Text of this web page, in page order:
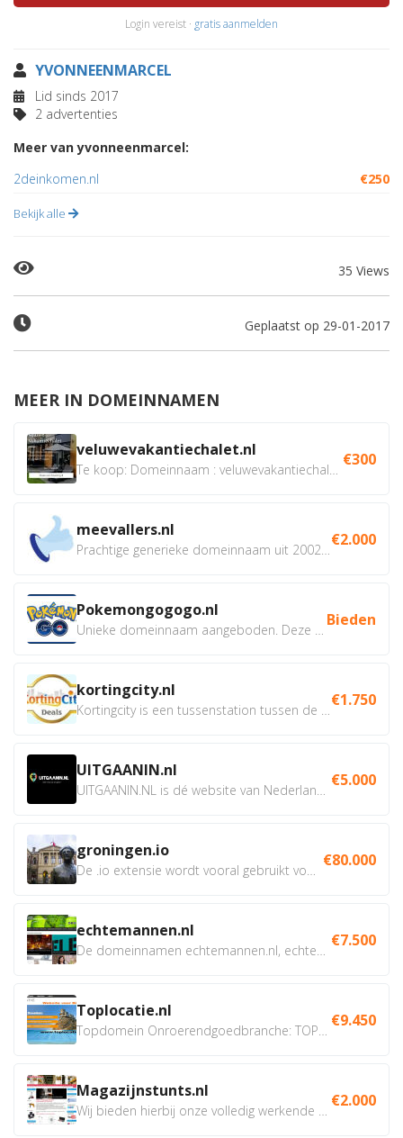
Login vereist · gratis aanmelden
YVONNEENMARCEL
Lid sinds 2017
2 advertenties
Meer van yvonneenmarcel:
2deinkomen.nl
€250
Bekijk alle
35 Views
Geplaatst op 29-01-2017
MEER IN DOMEINNAMEN
veluwevakantiechalet.nl €300
meevallers.nl €2.000
Pokemongogogo.nl Bieden
kortingcity.nl €1.750
UITGAANIN.nl €5.000
groningen.io €80.000
echtemannen.nl €7.500
Toplocatie.nl €9.450
Magazijnstunts.nl €2.000